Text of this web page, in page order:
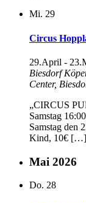
Mi. 29
Circus
29.April -
Biesdorf
Center,
„CIRCUS
Samstag
Samstag den
Kind, 10€ […]
Mai 2026
Do. 28